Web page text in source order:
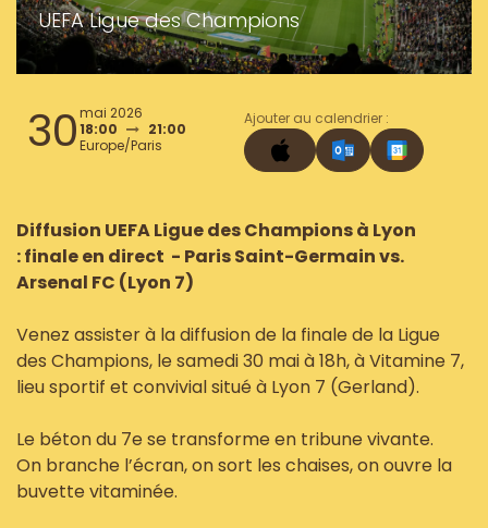
UEFA Ligue des Champions
30mai 2026
18:00
21:00
Europe/Paris
Ajouter au calendrier :
Diffusion UEFA Ligue des Champions à Lyon
: finale en direct - Paris Saint-Germain vs.
Arsenal FC (Lyon 7)
Venez assister à la diffusion de la finale de la Ligue
des Champions, le samedi 30 mai à 18h, à Vitamine 7,
lieu sportif et convivial situé à Lyon 7 (Gerland).
Le béton du 7e se transforme en tribune vivante.
On branche l’écran, on sort les chaises, on ouvre la
buvette vitaminée.